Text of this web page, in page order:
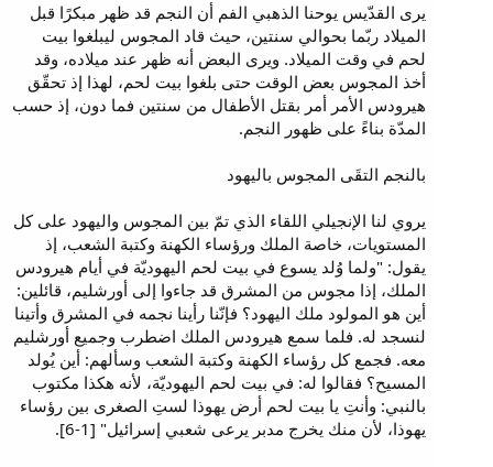
يرى القدّيس يوحنا الذهبي الفم أن النجم قد ظهر مبكرًا قبل
الميلاد ربّما بحوالي سنتين، حيث قاد المجوس ليبلغوا بيت
لحم في وقت الميلاد. ويرى البعض أنه ظهر عند ميلاده، وقد
أخذ المجوس بعض الوقت حتى بلغوا بيت لحم، لهذا إذ تحقّق
هيرودس الأمر أمر بقتل الأطفال من سنتين فما دون، إذ حسب
المدّة بناءً على ظهور النجم.
بالنجم التقَى المجوس باليهود
يروي لنا الإنجيلي اللقاء الذي تمّ بين المجوس واليهود على كل
المستويات، خاصة الملك ورؤساء الكهنة وكتبة الشعب، إذ
يقول: "ولما وُلد يسوع في بيت لحم اليهوديّة في أيام هيرودس
الملك، إذا مجوس من المشرق قد جاءوا إلى أورشليم، قائلين:
أين هو المولود ملك اليهود؟ فإنّنا رأينا نجمه في المشرق وأتينا
لنسجد له. فلما سمع هيرودس الملك اضطرب وجميع أورشليم
معه. فجمع كل رؤساء الكهنة وكتبة الشعب وسألهم: أين يُولد
المسيح؟ فقالوا له: في بيت لحم اليهوديّة، لأنه هكذا مكتوب
بالنبي: وأنتِ يا بيت لحم أرض يهوذا لستِ الصغرى بين رؤساء
يهوذا، لأن منك يخرج مدبر يرعى شعبي إسرائيل" [1-6].